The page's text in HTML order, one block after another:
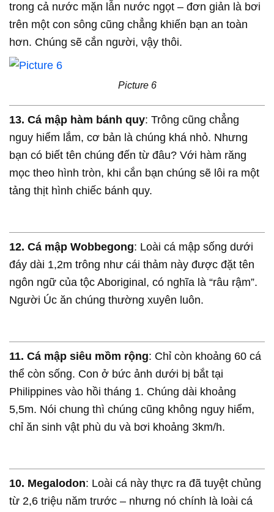
trong cả nước mặn lẫn nước ngọt – đơn giản là bơi
trên một con sông cũng chẳng khiến bạn an toàn
hơn. Chúng sẽ cắn người, vậy thôi.
Picture 6
13. Cá mập hàm bánh quy: Trông cũng chẳng
nguy hiểm lắm, cơ bản là chúng khá nhỏ. Nhưng
bạn có biết tên chúng đến từ đâu? Với hàm răng
mọc theo hình tròn, khi cắn bạn chúng sẽ lôi ra một
tảng thịt hình chiếc bánh quy.
12. Cá mập Wobbegong: Loài cá mập sống dưới
đáy dài 1,2m trông như cái thảm này được đặt tên
ngôn ngữ của tộc Aboriginal, có nghĩa là “râu rậm”.
Người Úc ăn chúng thường xuyên luôn.
11. Cá mập siêu mồm rộng: Chỉ còn khoảng 60 cá
thể còn sống. Con ở bức ảnh dưới bị bắt tại
Philippines vào hồi tháng 1. Chúng dài khoảng
5,5m. Nói chung thì chúng cũng không nguy hiểm,
chỉ ăn sinh vật phù du và bơi khoảng 3km/h.
10. Megalodon: Loài cá này thực ra đã tuyệt chủng
từ 2,6 triệu năm trước – nhưng nó chính là loài cá